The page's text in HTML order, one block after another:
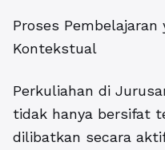
Proses Pembelajaran
Kontekstual
Perkuliahan di
tidak hanya bersifat
dilibatkan secara